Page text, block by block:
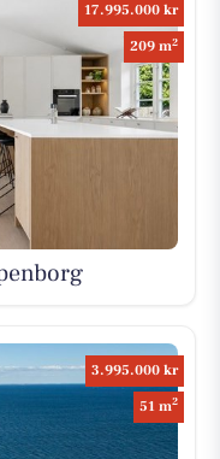
17.995.000 kr
209 m2
3.995.000 kr
51 m2